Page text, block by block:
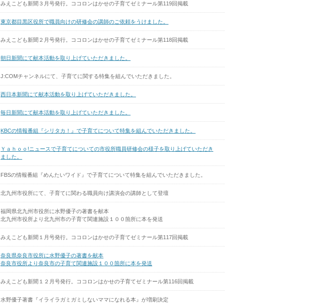
みえこども新聞３月号発行。ココロンはかせの子育てゼミナール第119回掲載
東京都目黒区役所で職員向けの研修会の講師のご依頼をうけました。
みえこども新聞２月号発行。ココロンはかせの子育てゼミナール第118回掲載
朝日新聞にて献本活動を取り上げていただきました。
J:COMチャンネルにて、子育てに関する特集を組んでいただきました。
西日本新聞にて献本活動を取り上げていただきました。
毎日新聞にて献本活動を取り上げていただきました。
KBCの情報番組『シリタカ！』で子育てについて特集を組んでいただきました。
Ｙａｈｏｏ!ニュースで子育てについての市役所職員研修会の様子を取り上げていただき
ました。
FBSの情報番組『めんたいワイド』で子育てについて特集を組んでいただきました。
北九州市役所にて、子育てに関わる職員向け講演会の講師として登壇
福岡県北九州市役所に水野優子の著書を献本
北九州市役所より北九州市の子育て関連施設１００箇所に本を発送
みえこども新聞１月号発行。ココロンはかせの子育てゼミナール第117回掲載
奈良県奈良市役所に水野優子の著書を献本
奈良市役所より奈良市の子育て関連施設１００箇所に本を発送
みえこども新聞１２月号発行。ココロンはかせの子育てゼミナール第116回掲載
水野優子著書『イライラガミガミしないママになれる本』が増刷決定